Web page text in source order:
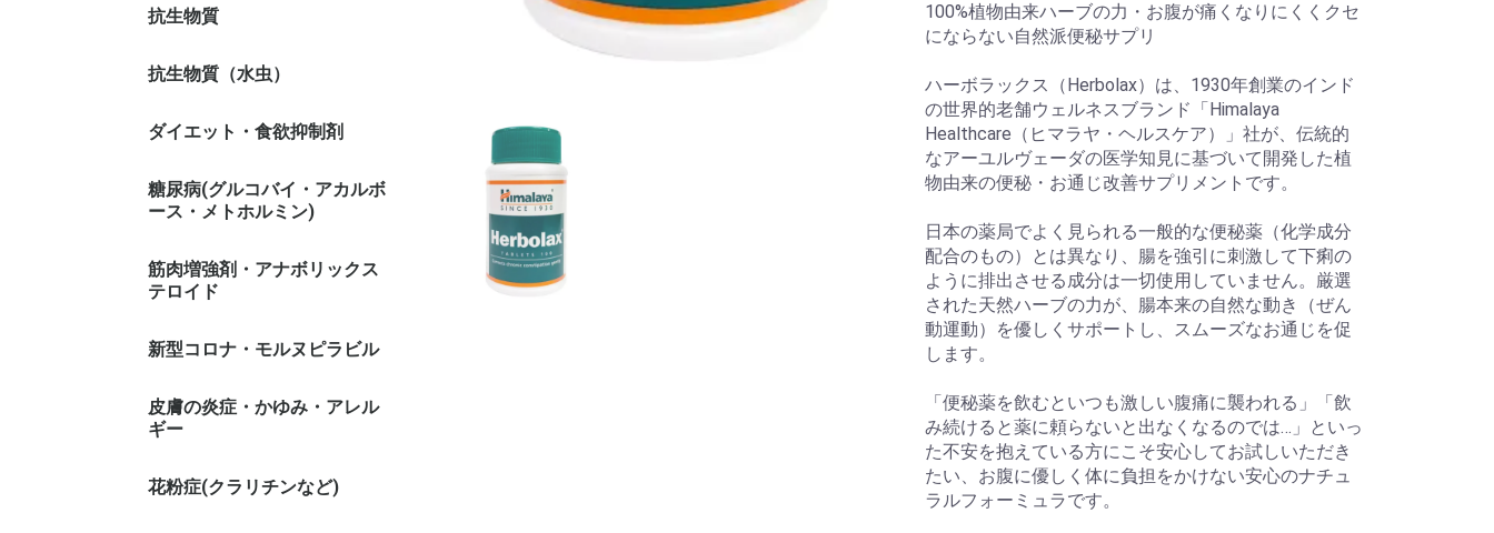
抗生物質
抗生物質（水虫）
ダイエット・食欲抑制剤
糖尿病(グルコバイ・アカルボ
ース・メトホルミン)
筋肉増強剤・アナボリックス
テロイド
新型コロナ・モルヌピラビル
皮膚の炎症・かゆみ・アレル
ギー
花粉症(クラリチンなど)
100%植物由来ハーブの力・お腹が痛くなりにくくクセ
にならない自然派便秘サプリ
ハーボラックス（Herbolax）は、1930年創業のインド
の世界的老舗ウェルネスブランド「Himalaya
Healthcare（ヒマラヤ・ヘルスケア）」社が、伝統的
なアーユルヴェーダの医学知見に基づいて開発した植
物由来の便秘・お通じ改善サプリメントです。
日本の薬局でよく見られる一般的な便秘薬（化学成分
配合のもの）とは異なり、腸を強引に刺激して下痢の
ように排出させる成分は一切使用していません。厳選
された天然ハーブの力が、腸本来の自然な動き（ぜん
動運動）を優しくサポートし、スムーズなお通じを促
します。
「便秘薬を飲むといつも激しい腹痛に襲われる」「飲
み続けると薬に頼らないと出なくなるのでは…」といっ
た不安を抱えている方にこそ安心してお試しいただき
たい、お腹に優しく体に負担をかけない安心のナチュ
ラルフォーミュラです。